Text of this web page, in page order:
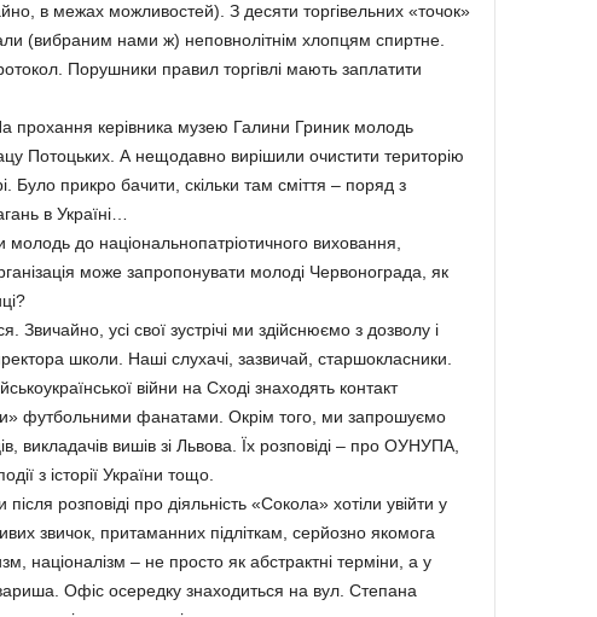
в межах можливостей). З десяти торгівельних «точок»
(вибраним нами ж) неповнолітнім хлопцям спиртне.
Порушники правил торгівлі мають заплатити
прохання керівника музею Галини Гриник молодь
Потоцьких. А нещодавно вирішили очистити територію
Було прикро бачити, скільки там сміття – поряд з
в Україні…
до національнопатріотичного виховання,
може запропонувати молоді Червонограда, як
Звичайно, усі свої зустрічі ми здійснюємо з дозволу і
школи. Наші слухачі, зазвичай, старшокласники.
війни на Сході знаходять контакт
футбольними фанатами. Окрім того, ми запрошуємо
викладачів вишів зі Львова. Їх розповіді – про ОУНУПА,
з історії України тощо.
розповіді про діяльність «Сокола» хотіли увійти у
звичок, притаманних підліткам, серйозно якомога
націоналізм – не просто як абстрактні терміни, а у
Офіс осередку знаходиться на вул. Степана